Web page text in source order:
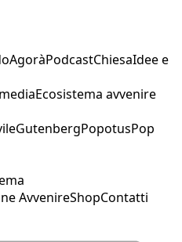
AgoràPodcastChiesaIdee e
Ecosistema avvenire
GutenbergPopotusPop
AvvenireShopContatti